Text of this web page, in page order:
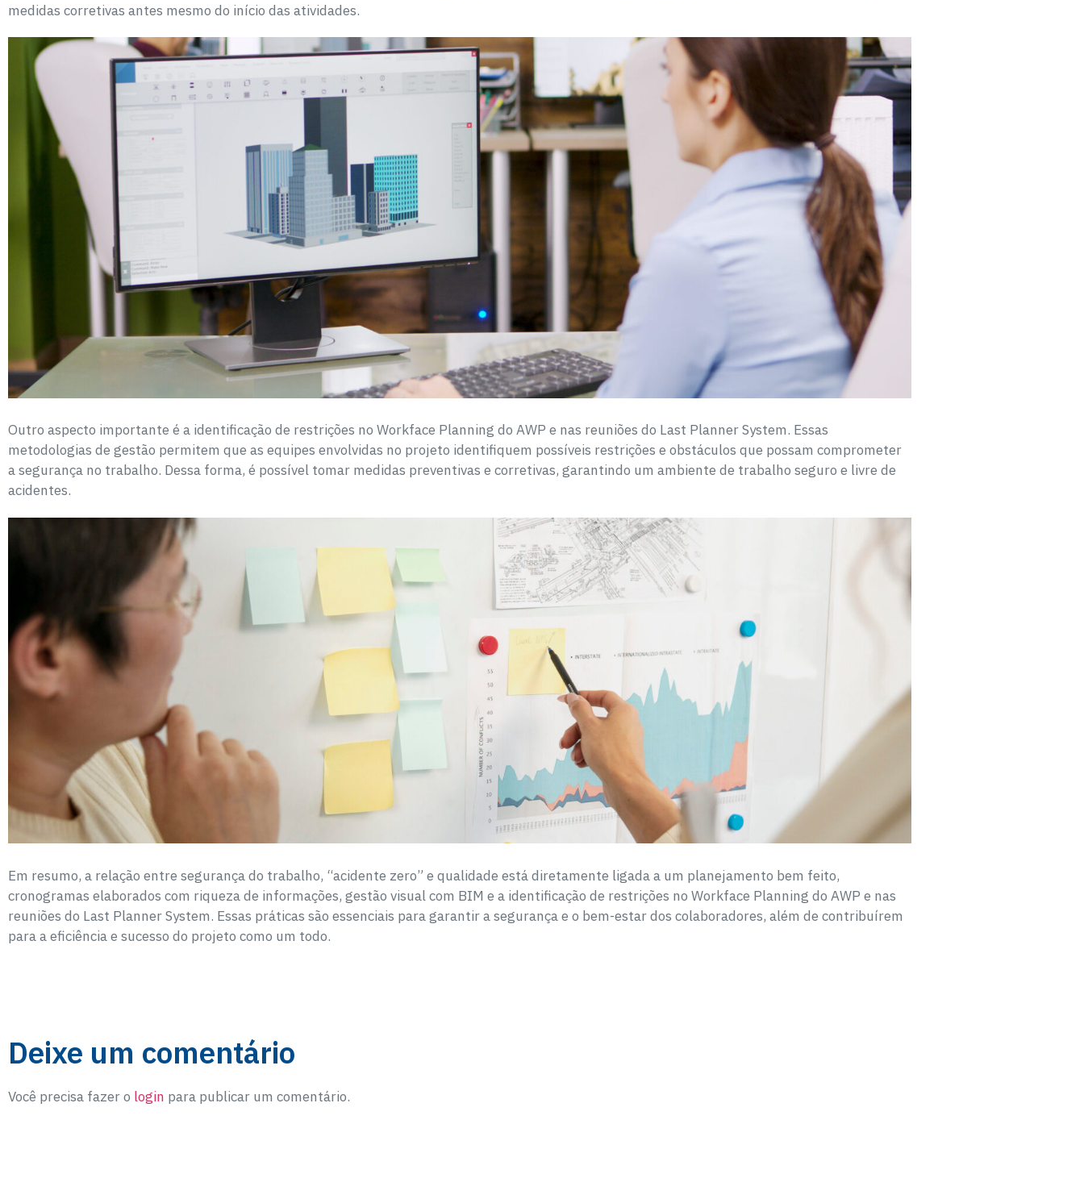
medidas corretivas antes mesmo do início das atividades.
Outro aspecto importante é a identificação de restrições no Workface Planning do AWP e nas reuniões do Last Planner System. Essas
metodologias de gestão permitem que as equipes envolvidas no projeto identifiquem possíveis restrições e obstáculos que possam comprometer
a segurança no trabalho. Dessa forma, é possível tomar medidas preventivas e corretivas, garantindo um ambiente de trabalho seguro e livre de
acidentes.
Em resumo, a relação entre segurança do trabalho, “acidente zero” e qualidade está diretamente ligada a um planejamento bem feito,
cronogramas elaborados com riqueza de informações, gestão visual com BIM e a identificação de restrições no Workface Planning do AWP e nas
reuniões do Last Planner System. Essas práticas são essenciais para garantir a segurança e o bem-estar dos colaboradores, além de contribuírem
para a eficiência e sucesso do projeto como um todo.
Deixe um comentário
Você precisa fazer o login para publicar um comentário.